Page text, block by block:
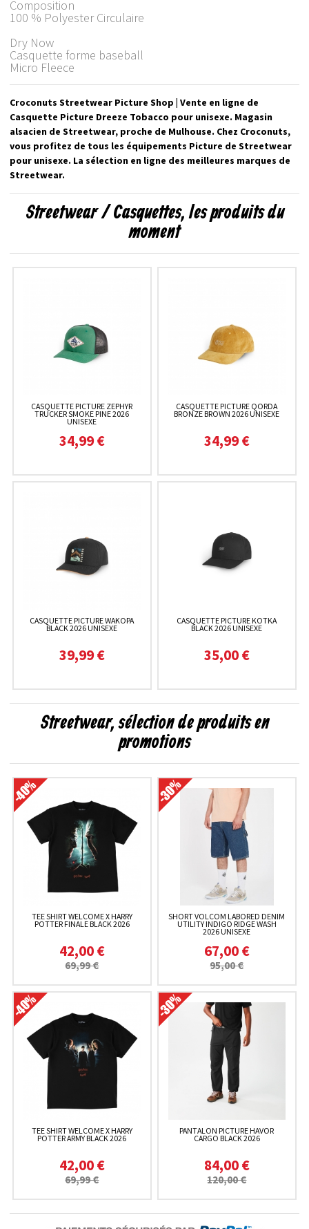
Composition
100 % Polyester Circulaire
Dry Now
Casquette forme baseball
Micro Fleece
Croconuts Streetwear Picture Shop | Vente en ligne de
Casquette Picture Dreeze Tobacco pour unisexe. Magasin
alsacien de Streetwear, proche de Mulhouse. Chez Croconuts,
vous profitez de tous les équipements Picture de Streetwear
pour unisexe. La sélection en ligne des meilleures marques de
Streetwear.
Streetwear / Casquettes, les produits du
moment
CASQUETTE PICTURE ZEPHYR
TRUCKER SMOKE PINE 2026
UNISEXE
34,99 €
CASQUETTE PICTURE QORDA
BRONZE BROWN 2026 UNISEXE
34,99 €
CASQUETTE PICTURE WAKOPA
BLACK 2026 UNISEXE
39,99 €
CASQUETTE PICTURE KOTKA
BLACK 2026 UNISEXE
35,00 €
Streetwear, sélection de produits en
promotions
TEE SHIRT WELCOME X HARRY
POTTER FINALE BLACK 2026
42,00 €
69,99 €
SHORT VOLCOM LABORED DENIM
UTILITY INDIGO RIDGE WASH
2026 UNISEXE
67,00 €
95,00 €
TEE SHIRT WELCOME X HARRY
POTTER ARMY BLACK 2026
42,00 €
69,99 €
PANTALON PICTURE HAVOR
CARGO BLACK 2026
84,00 €
120,00 €